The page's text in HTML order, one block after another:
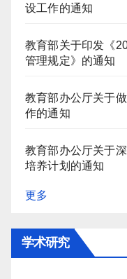
设工作的通知
教育部关于印发《
管理规定》的通知
教育部办公厅关于
作的通知
教育部办公厅关于
培养计划的通知
更多
学术研究